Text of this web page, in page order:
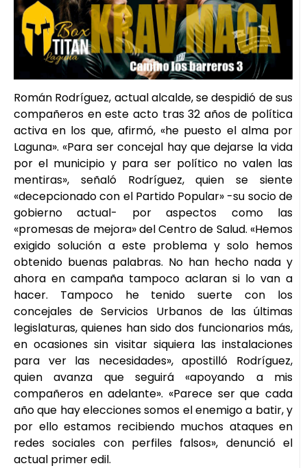
Román Rodríguez, actual alcalde, se despidió de sus
compañeros en este acto tras 32 años de política
activa en los que, afirmó, «he puesto el alma por
Laguna». «Para ser concejal hay que dejarse la vida
por el municipio y para ser político no valen las
mentiras», señaló Rodríguez, quien se siente
«decepcionado con el Partido Popular» -su socio de
gobierno actual- por aspectos como las
«promesas de mejora» del Centro de Salud. «Hemos
exigido solución a este problema y solo hemos
obtenido buenas palabras. No han hecho nada y
ahora en campaña tampoco aclaran si lo van a
hacer. Tampoco he tenido suerte con los
concejales de Servicios Urbanos de las últimas
legislaturas, quienes han sido dos funcionarios más,
en ocasiones sin visitar siquiera las instalaciones
para ver las necesidades», apostilló Rodríguez,
quien avanza que seguirá «apoyando a mis
compañeros en adelante». «Parece ser que cada
año que hay elecciones somos el enemigo a batir, y
por ello estamos recibiendo muchos ataques en
redes sociales con perfiles falsos», denunció el
actual primer edil.